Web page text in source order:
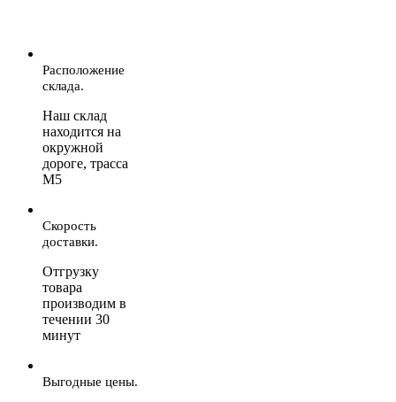
Расположение
склада.
Наш склад
находится на
окружной
дороге, трасса
М5
Скорость
доставки.
Отгрузку
товара
производим в
течении 30
минут
Выгодные цены.